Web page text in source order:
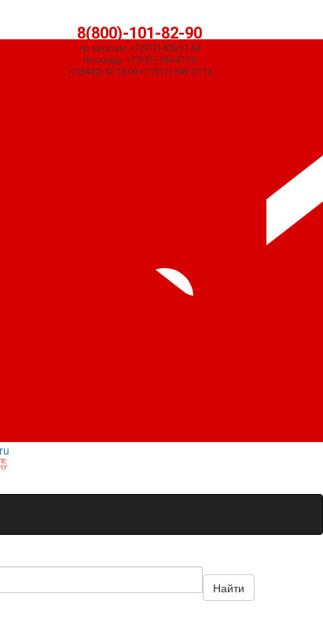
8(800)-101-82-90
по заказам: +7(917)-836-91-54
по складу: +7(937)-544-47-76
+7(8442)-57-18-00 +7 (917) 849-37-14
Найти